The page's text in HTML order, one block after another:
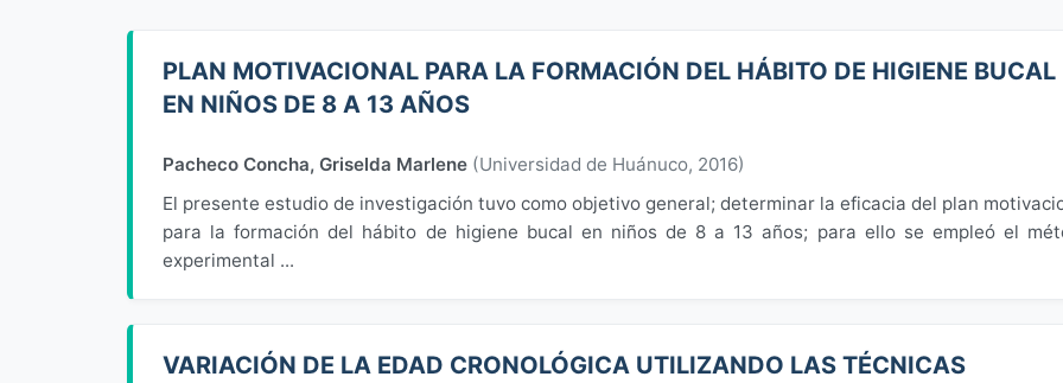
PLAN MOTIVACIONAL PARA LA FORMACIÓN DEL HÁBITO DE HIGIENE BUCAL
EN NIÑOS DE 8 A 13 AÑOS
Pacheco Concha, Griselda Marlene (Universidad de Huánuco, 2016)
El presente estudio de investigación tuvo como objetivo general; determinar la eficacia del plan
para la formación del hábito de higiene bucal en niños de 8 a 13 años; para ello se empleó el
experimental ...
VARIACIÓN DE LA EDAD CRONOLÓGICA UTILIZANDO LAS TÉCNICAS